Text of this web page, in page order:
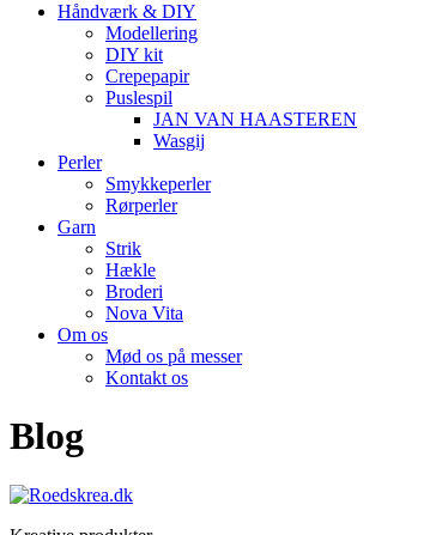
Håndværk & DIY
Modellering
DIY kit
Crepepapir
Puslespil
JAN VAN HAASTEREN
Wasgij
Perler
Smykkeperler
Rørperler
Garn
Strik
Hækle
Broderi
Nova Vita
Om os
Mød os på messer
Kontakt os
Blog